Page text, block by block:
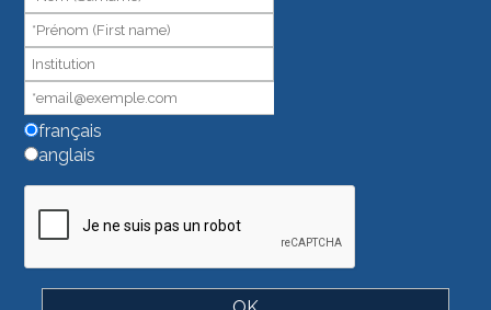
français
anglais
ne
remplissez
pas
ce
champ.